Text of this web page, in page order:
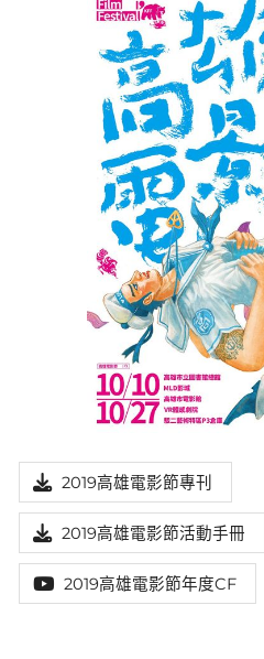
2019高雄電影節專刊
2019高雄電影節活動手冊
2019高雄電影節年度CF